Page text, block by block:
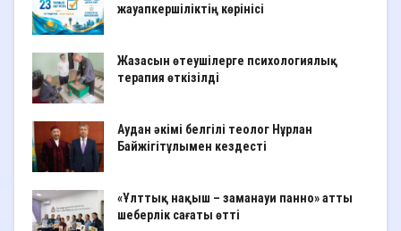
жауапкершіліктің көрінісі
Жазасын өтеушілерге психологиялық
терапия өткізілді
Аудан әкімі белгілі теолог Нұрлан
Байжігітұлымен кездесті
«Ұлттық нақыш – заманауи панно» атты
шеберлік сағаты өтті